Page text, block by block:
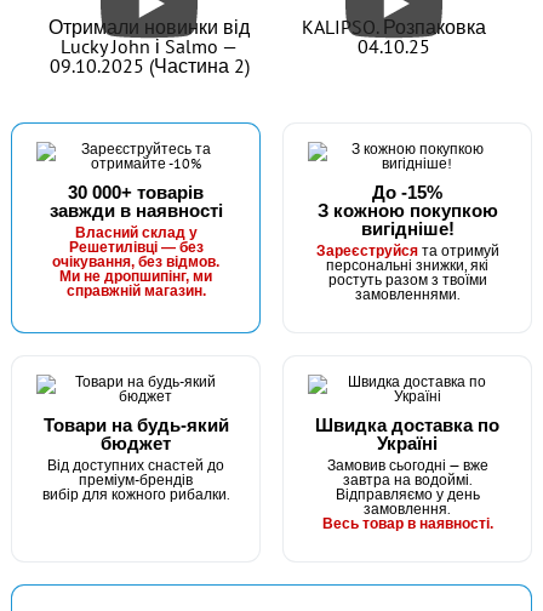
#ФБК-1а
В наявності
275 грн 2 шт.
КУПИТИ
Чохол для котушок зі шпулею №5000 ФБК-1а
Отримали новинки від
Lucky John і Salmo —
09.10.2025 (Частина 2)
KALIPSO. Розпаковка
04.10.25
30 000+ товарів
завжди в наявності
Власний склад у
Решетилівці — без
очікування, без відмов.
Ми не дропшипінг, ми
справжній магазин.
До -15%
З кожною покупкою
вигідніше!
Зареєструйсята отримуй
персональні знижки, які
ростуть разом з твоїми
замовленнями.
Товари на будь-який
бюджет
Від доступних снастей до
преміум-брендів
вибір для кожного рибалки.
Швидка доставка по
Україні
Замовив сьогодні — вже
завтра на водоймі.
Відправляємо у день
замовлення.
Весь товар в наявності.